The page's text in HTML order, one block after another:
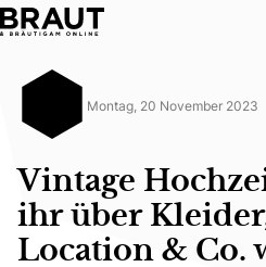
Vintage Hochzeit: Alles, was
Montag, 20 November 2023
Vintage
ihr über
Location & Co.